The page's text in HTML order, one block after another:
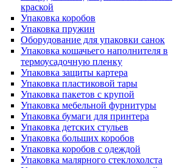
краской
Упаковка коробов
Упаковка пружин
Оборудование для упаковки санок
Упаковка кошачьего наполнителя в
термоусадочную пленку
Упаковка защиты картера
Упаковка пластиковой тары
Упаковка пакетов с крупой
Упаковка мебельной фурнитуры
Упаковка бумаги для принтера
Упаковка детских стульев
Упаковка больших коробов
Упаковка коробов с одеждой
Упаковка малярного стеклохолста